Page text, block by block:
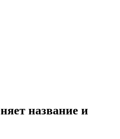
название и